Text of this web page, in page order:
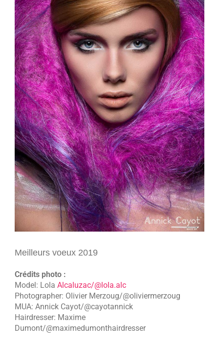
Meilleurs voeux 2019
Crédits photo :
Model: Lola Alcaluzac/@lola.alc
Photographer: Olivier Merzoug/@oliviermerzoug
MUA: Annick Cayot/@cayotannick
Hairdresser: Maxime
Dumont/@maximedumonthairdresser